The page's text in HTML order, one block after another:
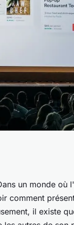
en
un monde où
comment
il existe